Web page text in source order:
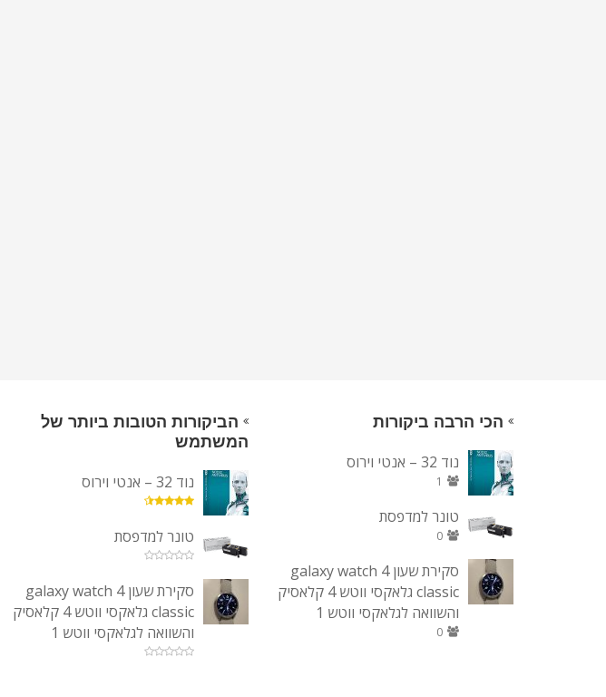
הביקורות הטובות ביותר של
המשתמש
נוד 32 – אנטי וירוס
טונר למדפסת
סקירת שעון galaxy watch 4
classic גלאקסי ווטש 4 קלאסיק
והשוואה לגלאקסי ווטש 1
הכי הרבה ביקורות
נוד 32 – אנטי וירוס
1
טונר למדפסת
0
סקירת שעון galaxy watch 4
classic גלאקסי ווטש 4 קלאסיק
והשוואה לגלאקסי ווטש 1
0